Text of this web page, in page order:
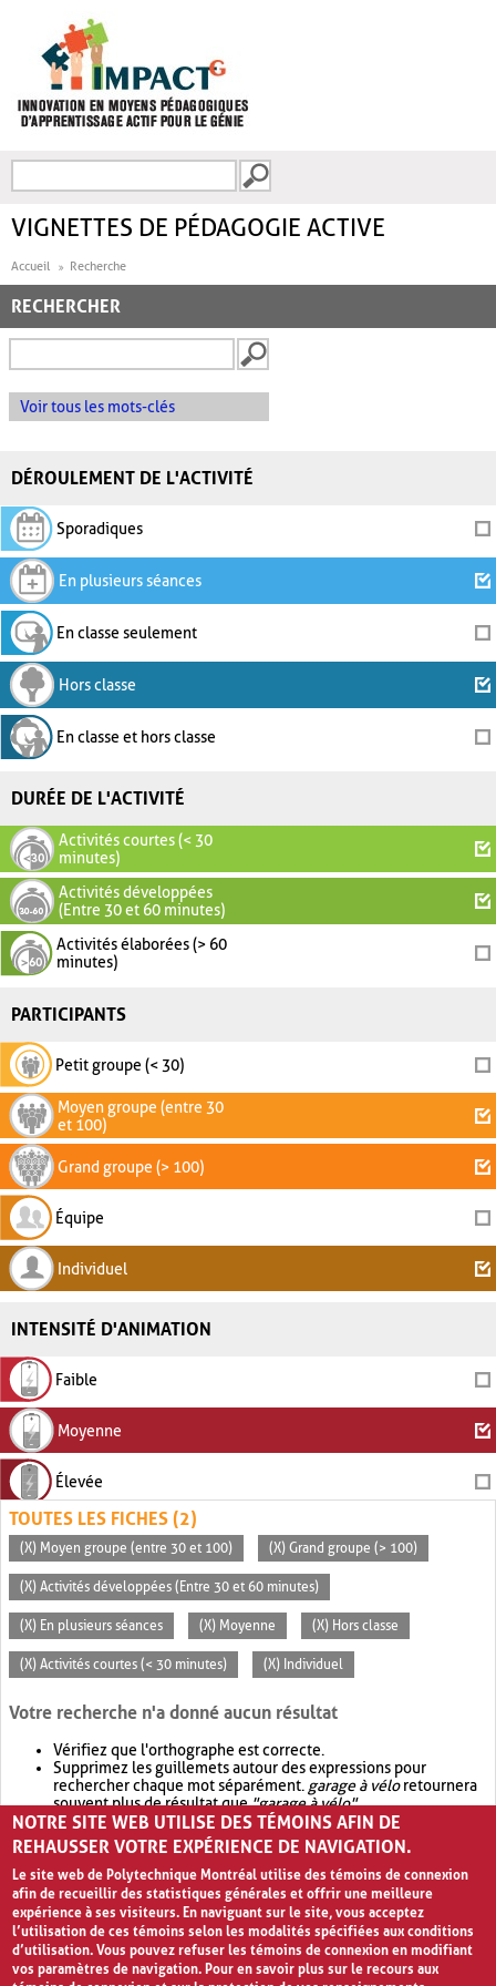
FORMULAIRE DE
VIGNETTES DE PÉDAGOGIE ACTIVE
Accueil Recherche
RECHERCHER
Voir tous les mots-clés
DÉROULEMENT DE L'ACTIVITÉ
Sporadiques
En plusieurs séances
En classe seulement
Hors classe
En classe et hors classe
DURÉE DE L'ACTIVITÉ
Activités courtes (< 30
minutes)
Activités développées
(Entre 30 et 60 minutes)
Activités élaborées (> 60
minutes)
PARTICIPANTS
Petit groupe (< 30)
Moyen groupe (entre 30
et 100)
Grand groupe (> 100)
Équipe
Individuel
INTENSITÉ D'ANIMATION
Faible
Moyenne
Élevée
TOUTES LES FICHES (2)
(X) Moyen groupe (entre 30 et 100) (X) Grand groupe (> 100)
(X) Activités développées (Entre 30 et 60 minutes)
(X) En plusieurs séances (X) Moyenne (X) Hors classe
(X) Activités courtes (< 30 minutes) (X) Individuel
Votre recherche n'a donné aucun résultat
Vérifiez que l'orthographe est correcte.
Supprimez les guillemets autour des expressions pour
rechercher chaque mot séparément. garage à véloretournera
souvent plus de résultat que"garage à vélo".
Envisagez d'élargir votre recherche avec OR.garage OR vélo
retournera souvent plus de résultat quegarage à vélo
NOTRE SITE WEB UTILISE DES TÉMOINS AFIN DE
REHAUSSER VOTRE EXPÉRIENCE DE NAVIGATION.
Le site web de Polytechnique Montréal utilise des témoins de connexion
afin de recueillir des statistiques générales et offrir une meilleure
expérience à ses visiteurs. En naviguant sur le site, vous acceptez
l’utilisation de ces témoins selon les modalités spécifiées aux conditions
d’utilisation. Vous pouvez refuser les témoins de connexion en modifiant
vos paramètres de navigation. Pour en savoir plus sur le recours aux